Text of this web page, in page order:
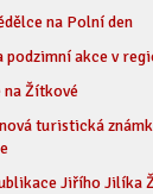
na Polní den
podzimní akce v
na Žítkové
turistická
Jiřího Jilíka